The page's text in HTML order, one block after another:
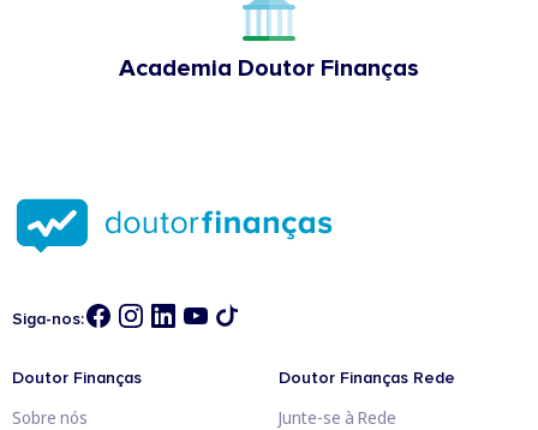
Academia Doutor Finanças
Siga-nos:
Doutor Finanças
Sobre nós
Doutor Finanças Rede
Junte-se à Rede